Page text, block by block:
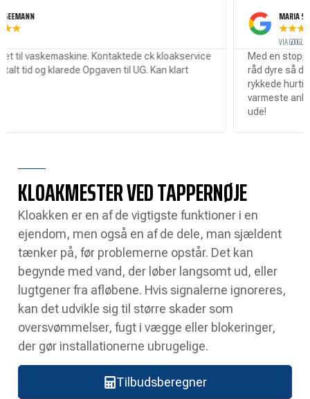
Kontaktede ck kloakservice
klarede Opgaven til UG. Kan klart
MARIA SØRENSEN
★★★ ★★
Med en stoppet
råd dyre så det var
rykkede hurtigt ud
varmeste
KLOAKMESTER VED TAPPERNØJE
Kloakken er en af de vigtigste funktioner i en
ejendom, men også en af de dele, man sjældent
tænker på, før problemerne opstår. Det kan
begynde med vand, der løber langsomt ud, eller
lugtgener fra afløbene. Hvis signalerne ignoreres,
kan det udvikle sig til større skader som
oversvømmelser, fugt i vægge eller blokeringer,
der gør installationerne ubrugelige.
Tilbudsberegner